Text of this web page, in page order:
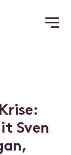
Krise:
it Sven
an,